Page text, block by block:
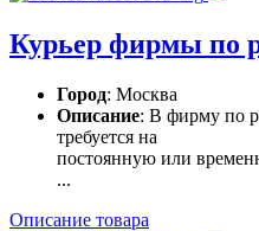
Курьер фирмы по
Город: Москва
Описание: В фирму по
требуется на
постоянную или
...
Описание товара